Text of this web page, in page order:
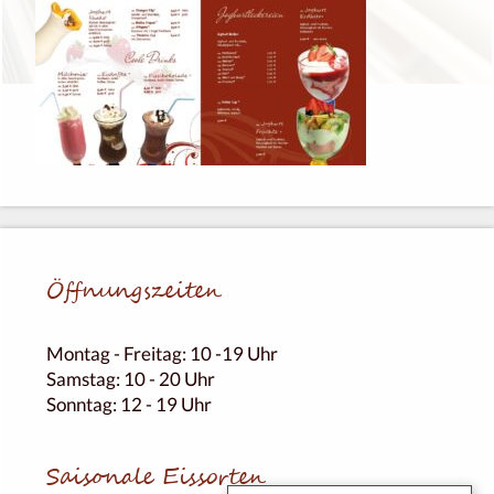
Öffnungs­zei­ten
Montag - Frei­tag: 10 -19 Uhr
Sams­tag: 10 - 20 Uhr
Sonn­tag: 12 - 19 Uhr
Saiso­nale Eissorten